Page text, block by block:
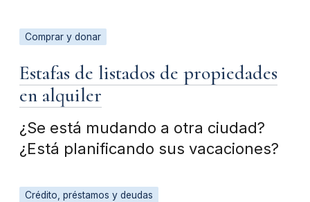
Comprar y donar
Estafas de listados de propiedades
en alquiler
¿Se está mudando a otra ciudad?
¿Está planificando sus vacaciones?
Crédito, préstamos y deudas